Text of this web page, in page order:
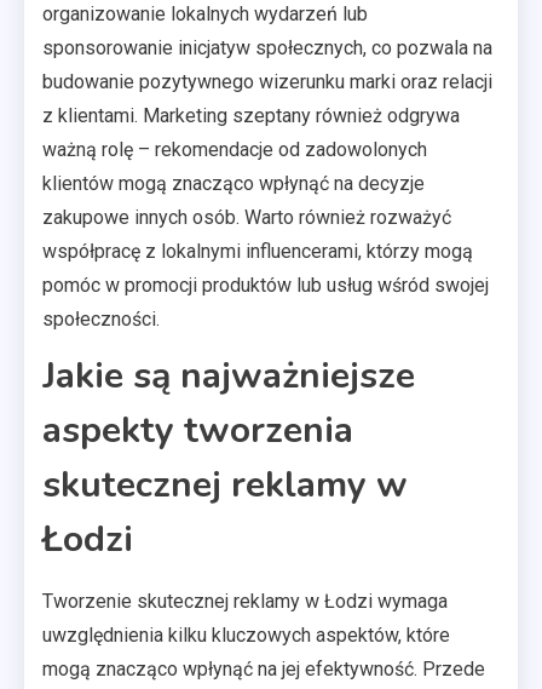
organizowanie lokalnych wydarzeń lub
sponsorowanie inicjatyw społecznych, co pozwala na
budowanie pozytywnego wizerunku marki oraz relacji
z klientami. Marketing szeptany również odgrywa
ważną rolę – rekomendacje od zadowolonych
klientów mogą znacząco wpłynąć na decyzje
zakupowe innych osób. Warto również rozważyć
współpracę z lokalnymi influencerami, którzy mogą
pomóc w promocji produktów lub usług wśród swojej
społeczności.
Jakie są najważniejsze
aspekty tworzenia
skutecznej reklamy w
Łodzi
Tworzenie skutecznej reklamy w Łodzi wymaga
uwzględnienia kilku kluczowych aspektów, które
mogą znacząco wpłynąć na jej efektywność. Przede